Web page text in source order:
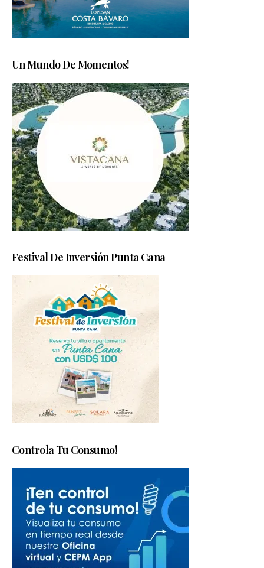
Un Mundo De Momentos!
Festival De Inversión Punta Cana
Controla Tu Consumo!